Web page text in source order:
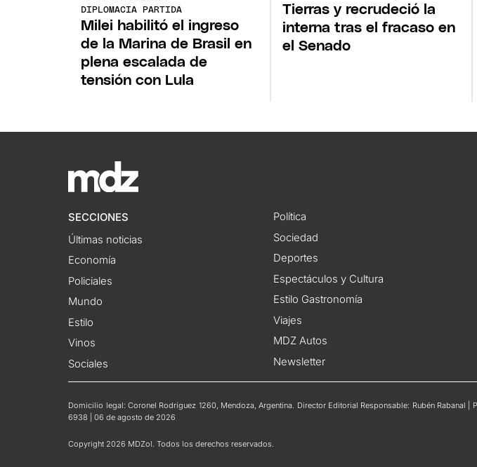
DIPLOMACIA PARTIDA
Milei habilitó el ingreso
de la Marina de Brasil en
plena escalada de
tensión con Lula
Tierras y recrudeció la
interna tras el fracaso en
el Senado
SECCIONES
Últimas noticias
Economía
Policiales
Mundo
Estilo
Vinos
Sociales
Política
Sociedad
Deportes
Espectáculos y Cultura
Estilo Gastronomía
Viajes
MDZ Autos
Newsletter
Domicilio legal: Coronel Rodríguez 1260, Mendoza, Argentina. Director Editorial Responsable: Rubén Rabanal |
6938 | 06 de agosto de 2026
Copyright 2026 MDZol. Todos los derechos reservados.